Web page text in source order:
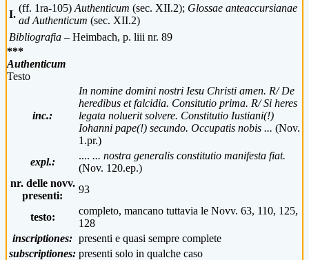
I.
(ff. 1ra-105) Authenticum (sec. XII.2); Glossae anteaccursianae
ad Authenticum (sec. XII.2)
Bibliografia – Heimbach, p. liii nr. 89
***
Authenticum
Testo
inc.:
In nomine domini nostri Iesu Christi amen. R/ De
heredibus et falcidia. Consitutio prima. R/ Si heres
legata noluerit solvere. Constitutio Iustiani(!)
Iohanni pape(!) secundo. Occupatis nobis ... (Nov.
1.pr.)
expl.:
.... ... nostra generalis constitutio manifesta fiat.
(Nov. 120.ep.)
nr. delle novv.
presenti:
93
testo:
completo, mancano tuttavia le Novv. 63, 110, 125,
128
inscriptiones: presenti e quasi sempre complete
subscriptiones: presenti solo in qualche caso